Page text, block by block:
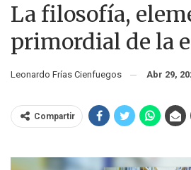
La filosofía,
primordial de la
Leonardo Frías Cienfuegos Abr 29,
Compartir